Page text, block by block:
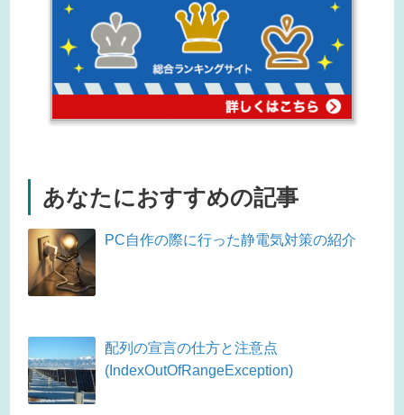
あなたにおすすめの記事
PC自作の際に行った静電気対策の紹介
配列の宣言の仕方と注意点
(IndexOutOfRangeException)